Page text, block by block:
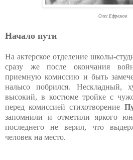
Олег Ефремов
Начало пути
На актерское отделение школы-
сразу же после окончания
приемную комиссию и быть
налысо побрился. Нескладный,
высокий, в костюме тройке с
перед комиссией стихотворение
запомнили и отметили яркого
последнего не верил, что
человек на место.